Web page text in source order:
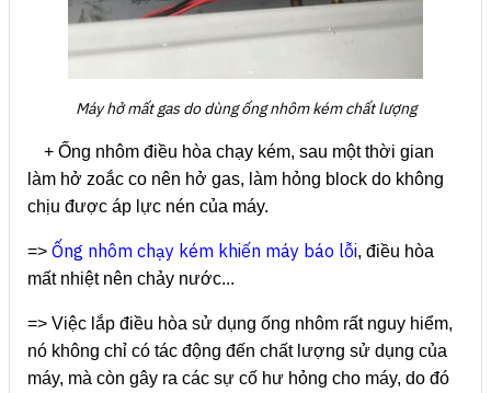
Máy hở mất gas do dùng ống nhôm kém chất lượng
+ Ống nhôm điều hòa chạy kém, sau một thời gian
làm hở zoắc co nên hở gas, làm hỏng block do không
chịu được áp lực nén của máy.
=> Ống nhôm chạy kém khiến máy báo lỗi, điều hòa
mất nhiệt nên chảy nước...
=> Việc lắp điều hòa sử dụng ống nhôm rất nguy hiểm,
nó không chỉ có tác động đến chất lượng sử dụng của
máy, mà còn gây ra các sự cố hư hỏng cho máy, do đó